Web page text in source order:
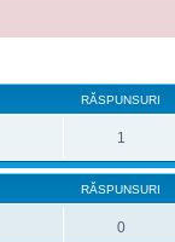
RĂSPUNSURI
1
RĂSPUNSURI
0